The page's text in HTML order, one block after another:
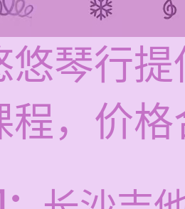
悠琴行
程，价